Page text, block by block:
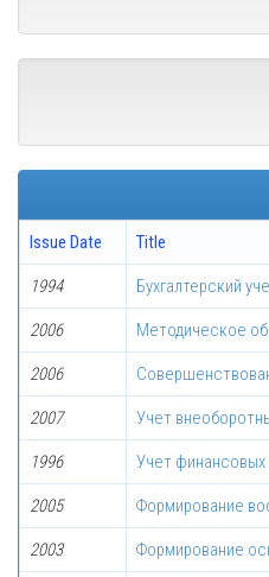
Issue Date Title
1994 Бухгалтерский
2006 Методическое
2006
2007 Учет
1996 Учет финансовых
2005 Формирование
2003 Формирование